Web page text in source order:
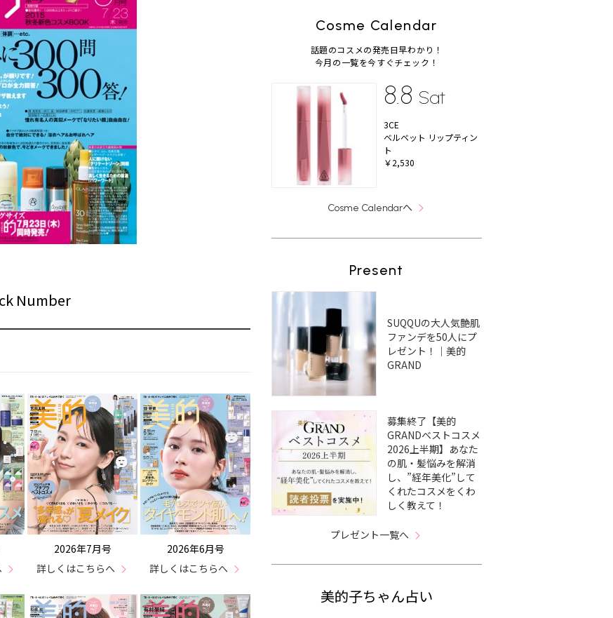
Number
2026年7月号
詳しくはこちらへ
2026年6月号
詳しくはこちらへ
Cosme Calendar
話題のコスメの発売日早わかり！
今月の一覧を今すぐチェック！
8.8 Sat
3CE
ベルベット リップティン
ト
￥2,530
Cosme Calendarへ
Present
SUQQUの大人気艶肌
ファンデを50人にプ
レゼント！｜美的
GRAND
募集終了【美的
GRANDベストコスメ
2026上半期】あなた
の肌・髪悩みを解消
し、”経年美化”して
くれたコスメをくわ
しく教えて！
プレゼント一覧へ
美的子ちゃん占い